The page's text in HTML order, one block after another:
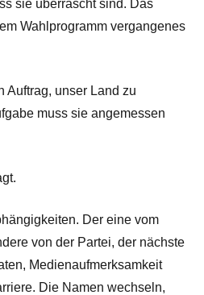
sie überrascht sind. Das
Wahlprogramm vergangenes
Auftrag, unser Land zu
muss sie angemessen
Der eine vom
von der Partei, der nächste
Medienaufmerksamkeit
Die Namen wechseln,